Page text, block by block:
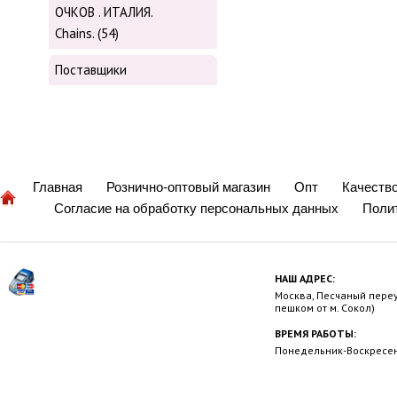
ОЧКОВ . ИТАЛИЯ.
Chains. (54)
Поставщики
Главная Рознично-оптовый магазин Опт
Согласие на обработку персональных данных
НАШ АДРЕС:
Москва, Песчаный
пешком от м. Сокол)
ВРЕМЯ РАБОТЫ:
Понедельник-